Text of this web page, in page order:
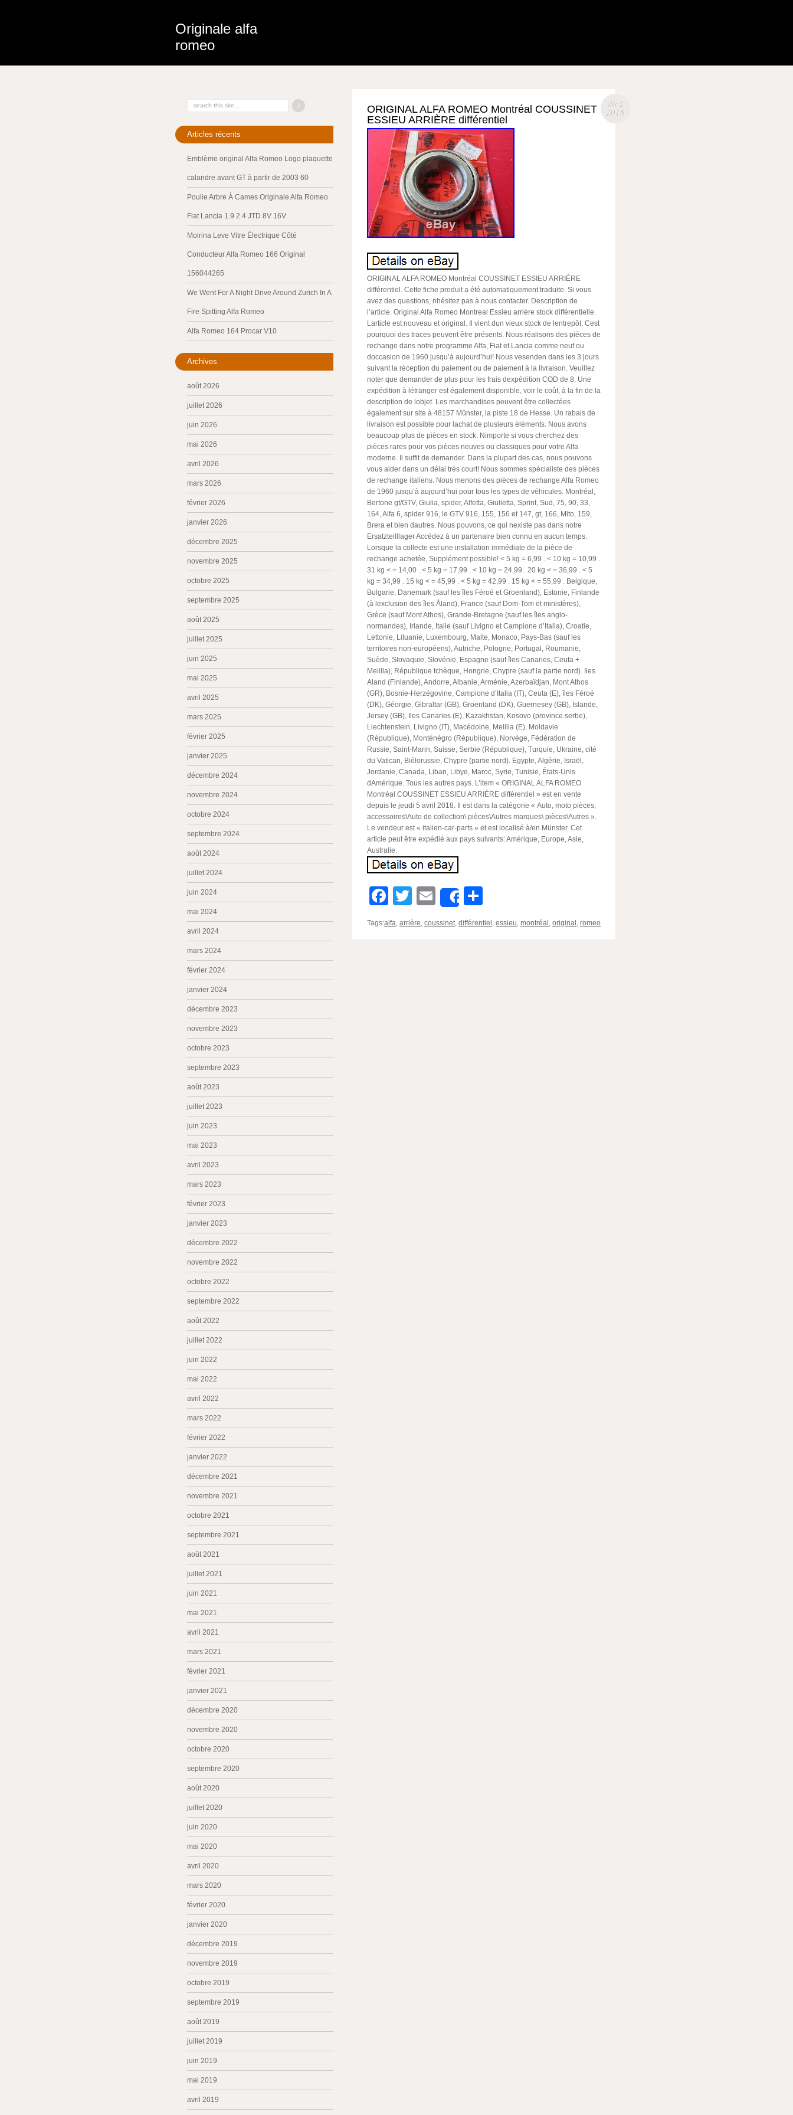
Originale alfa
romeo
déc 2
2018
ORIGINAL ALFA ROMEO Montréal COUSSINET
ESSIEU ARRIÈRE différentiel
ORIGINAL ALFA ROMEO Montréal COUSSINET ESSIEU ARRIÈRE
différentiel. Cette fiche produit a été automatiquement traduite. Si vous
avez des questions, nhésitez pas à nous contacter. Description de
l’article. Original Alfa Romeo Montreal Essieu arrière stock différentielle.
Larticle est nouveau et original. Il vient dun vieux stock de lentrepôt. Cest
pourquoi des traces peuvent être présents. Nous réalisons des pièces de
rechange dans notre programme Alfa, Fiat et Lancia comme neuf ou
doccasion de 1960 jusqu’à aujourd’hui! Nous vesenden dans les 3 jours
suivant la réception du paiement ou de paiement à la livraison. Veuillez
noter que demander de plus pour les frais dexpédition COD de 8. Une
expédition à létranger est également disponible, voir le coût, à la fin de la
description de lobjet. Les marchandises peuvent être collectées
également sur site à 48157 Münster, la piste 18 de Hesse. Un rabais de
livraison est possible pour lachat de plusieurs éléments. Nous avons
beaucoup plus de pièces en stock. Nimporte si vous cherchez des
pièces rares pour vos pièces neuves ou classiques pour votre Alfa
moderne. Il suffit de demander. Dans la plupart des cas, nous pouvons
vous aider dans un délai très court! Nous sommes spécialiste des pièces
de rechange italiens. Nous menons des pièces de rechange Alfa Romeo
de 1960 jusqu’à aujourd’hui pour tous les types de véhicules. Montréal,
Bertone gt/GTV, Giulia, spider, Alfetta, Giulietta, Sprint, Sud, 75, 90, 33,
164, Alfa 6, spider 916, le GTV 916, 155, 156 et 147, gt, 166, Mito, 159,
Brera et bien dautres. Nous pouvons, ce qui nexiste pas dans notre
Ersatzteilllager Accédez à un partenaire bien connu en aucun temps.
Lorsque la collecte est une installation immédiate de la pièce de
rechange achetée, Supplément possible! < 5 kg = 6,99 . < 10 kg = 10,99 .
31 kg < = 14,00 . < 5 kg = 17,99 . < 10 kg = 24,99 . 20 kg < = 36,99 . < 5
kg = 34,99 . 15 kg < = 45,99 . < 5 kg = 42,99 . 15 kg < = 55,99 . Belgique,
Bulgarie, Danemark (sauf les îles Féroé et Groenland), Estonie, Finlande
(à lexclusion des îles Åland), France (sauf Dom-Tom et ministères),
Grèce (sauf Mont Athos), Grande-Bretagne (sauf les îles anglo-
normandes), Irlande, Italie (sauf Livigno et Campione d’Italia), Croatie,
Lettonie, Lituanie, Luxembourg, Malte, Monaco, Pays-Bas (sauf les
territoires non-européens), Autriche, Pologne, Portugal, Roumanie,
Suède, Slovaquie, Slovénie, Espagne (sauf îles Canaries, Ceuta +
Melilla), République tchèque, Hongrie, Chypre (sauf la partie nord). Iles
Aland (Finlande), Andorre, Albanie, Arménie, Azerbaïdjan, Mont Athos
(GR), Bosnie-Herzégovine, Campione d’Italia (IT), Ceuta (E), îles Féroé
(DK), Géorgie, Gibraltar (GB), Groenland (DK), Guernesey (GB), Islande,
Jersey (GB), Iles Canaries (E), Kazakhstan, Kosovo (province serbe),
Liechtenstein, Livigno (IT), Macédoine, Melilla (E), Moldavie
(République), Monténégro (République), Norvège, Fédération de
Russie, Saint-Marin, Suisse, Serbie (République), Turquie, Ukraine, cité
du Vatican, Biélorussie, Chypre (partie nord). Egypte, Algérie, Israël,
Jordanie, Canada, Liban, Libye, Maroc, Syrie, Tunisie, États-Unis
dAmérique. Tous les autres pays. L’item « ORIGINAL ALFA ROMEO
Montréal COUSSINET ESSIEU ARRIÈRE différentiel » est en vente
depuis le jeudi 5 avril 2018. Il est dans la catégorie « Auto, moto pièces,
accessoires\Auto de collection\ pièces\Autres marques\ pièces\Autres ».
Le vendeur est « italien-car-parts » et est localisé à/en Münster. Cet
article peut être expédié aux pays suivants: Amérique, Europe, Asie,
Australie.
Facebook
TwitterEmailShare
Tags:alfa, arrière, coussinet, différentiel , essieu, montréal , original , romeo
Articles récents
Emblème original Alfa Romeo Logo plaquette
calandre avant GT à partir de 2003 60
Poulie Arbre À Cames Originale Alfa Romeo
Fiat Lancia 1.9 2.4 JTD 8V 16V
Moirina Leve Vitre Électrique Côté
Conducteur Alfa Romeo 166 Original
156044265
We Went For A Night Drive Around Zurich In A
Fire Spitting Alfa Romeo
Alfa Romeo 164 Procar V10
Archives
août 2026
juillet 2026
juin 2026
mai 2026
avril 2026
mars 2026
février 2026
janvier 2026
décembre 2025
novembre 2025
octobre 2025
septembre 2025
août 2025
juillet 2025
juin 2025
mai 2025
avril 2025
mars 2025
février 2025
janvier 2025
décembre 2024
novembre 2024
octobre 2024
septembre 2024
août 2024
juillet 2024
juin 2024
mai 2024
avril 2024
mars 2024
février 2024
janvier 2024
décembre 2023
novembre 2023
octobre 2023
septembre 2023
août 2023
juillet 2023
juin 2023
mai 2023
avril 2023
mars 2023
février 2023
janvier 2023
décembre 2022
novembre 2022
octobre 2022
septembre 2022
août 2022
juillet 2022
juin 2022
mai 2022
avril 2022
mars 2022
février 2022
janvier 2022
décembre 2021
novembre 2021
octobre 2021
septembre 2021
août 2021
juillet 2021
juin 2021
mai 2021
avril 2021
mars 2021
février 2021
janvier 2021
décembre 2020
novembre 2020
octobre 2020
septembre 2020
août 2020
juillet 2020
juin 2020
mai 2020
avril 2020
mars 2020
février 2020
janvier 2020
décembre 2019
novembre 2019
octobre 2019
septembre 2019
août 2019
juillet 2019
juin 2019
mai 2019
avril 2019